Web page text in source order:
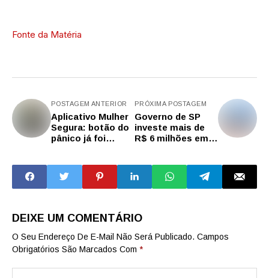
Fonte da Matéria
POSTAGEM ANTERIOR
Aplicativo Mulher
Segura: botão do
pânico já foi
PRÓXIMA POSTAGEM
Governo de SP
investe mais de
R$ 6 milhões em
DEIXE UM COMENTÁRIO
O Seu Endereço De E-Mail Não Será Publicado. Campos
Obrigatórios São Marcados Com *